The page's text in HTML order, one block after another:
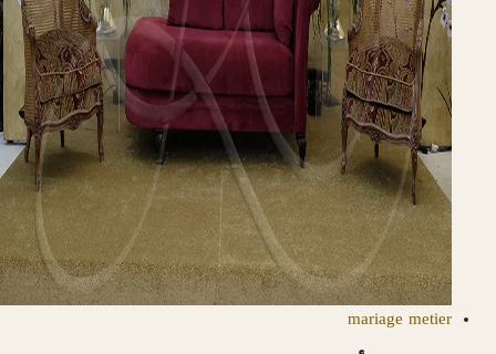
mariage metier